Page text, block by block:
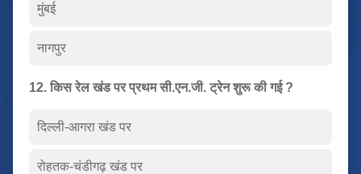
मुंबई
नागपुर
12. किस रेल खंड पर प्रथम सी.एन.जी. ट्रेन शुरू की गई ?
दिल्ली-आगरा खंड पर
रोहतक-चंडीगढ़ खंड पर